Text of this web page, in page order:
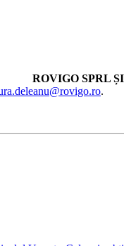
ROVIGO SPRL
.